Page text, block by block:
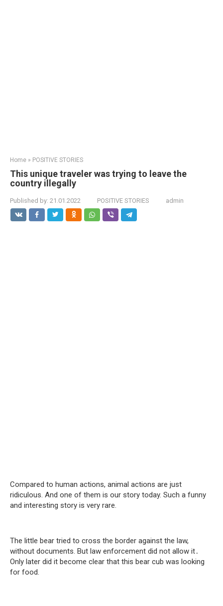
Home » POSITIVE STORIES
This unique traveler was trying to leave the
country illegally
Published by: 21.01.2022 POSITIVE STORIES admin
Compared to human actions, animal actions are just
ridiculous. And one of them is our story today. Such a funny
and interesting story is very rare.
The little bear tried to cross the border against the law,
without documents. But law enforcement did not allow it․
Only later did it become clear that this bear cub was looking
for food.